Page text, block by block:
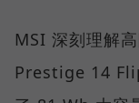
MSI 深刻理解
Prestige 14